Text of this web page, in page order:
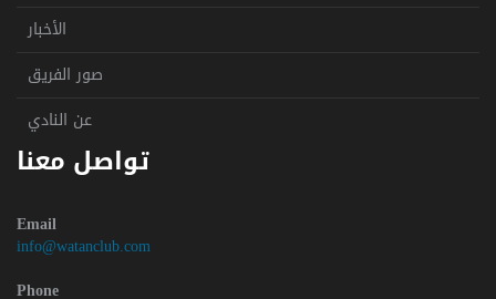
الأخبار
صور الفريق
عن النادي
تواصل معنا
Email
info@watanclub.com
Phone